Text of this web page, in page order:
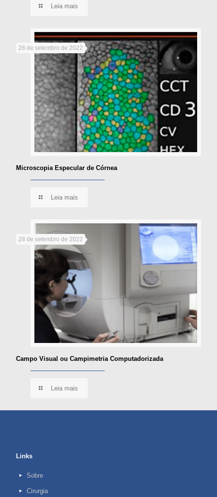
Leia mais
28 de setembro de 2022
Microscopia Especular de Córnea
Leia mais
28 de setembro de 2022
Campo Visual ou Campimetria Computadorizada
Leia mais
Links
Sobre
Cirurgia